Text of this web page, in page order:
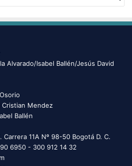
Alvarado/Isabel Ballén/Jesús David
Cristian Mendez
Ballén
Carrera 11A Nº 98-50 Bogotá D. C.
6950 - 300 912 14 32